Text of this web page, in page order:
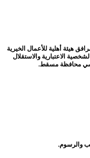
هيئة أهلية للأعمال الخيرية
الاعتبارية والاستقلال
محافظة مسقط.
والرسوم.